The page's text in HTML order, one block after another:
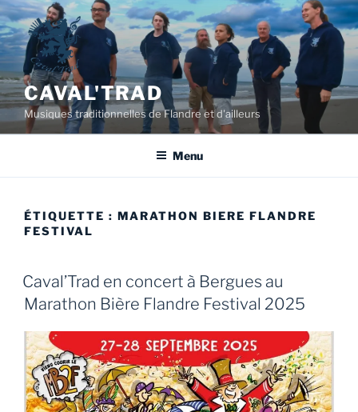
Aller
au
contenu
principal
CAVAL'TRAD
Musiques traditionnelles de Flandre et d'ailleurs
Menu
ÉTIQUETTE : MARATHON BIERE FLANDRE
FESTIVAL
Caval’Trad en concert à Bergues au
Marathon Bière Flandre Festival 2025